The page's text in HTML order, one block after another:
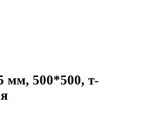
мм, 500*500, т-